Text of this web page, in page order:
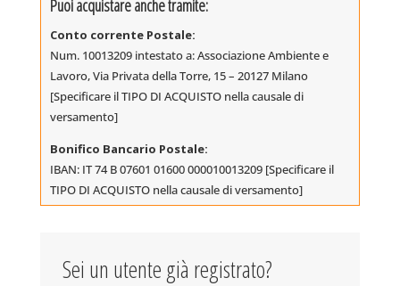
Puoi acquistare anche tramite:
Conto corrente Postale:
Num. 10013209 intestato a: Associazione Ambiente e
Lavoro, Via Privata della Torre, 15 – 20127 Milano
[Specificare il TIPO DI ACQUISTO nella causale di
versamento]
Bonifico Bancario Postale:
IBAN: IT 74 B 07601 01600 000010013209 [Specificare il
TIPO DI ACQUISTO nella causale di versamento]
Sei un utente già registrato?